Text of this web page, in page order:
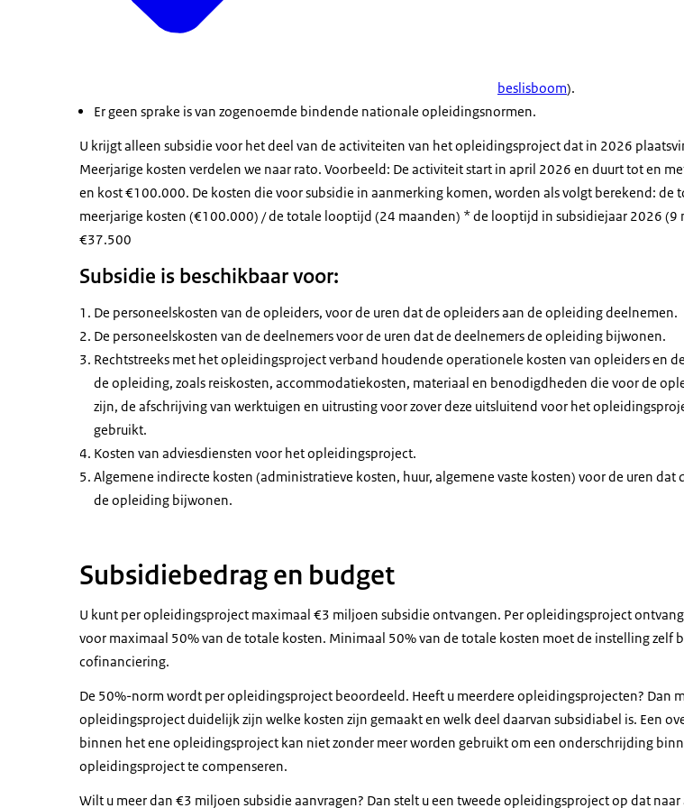
beslisboom).
Er geen sprake is van zogenoemde bindende nationale opleidingsnormen.
U krijgt alleen subsidie voor het deel van de activiteiten van het opleidingsproject dat in 2026
Meerjarige kosten verdelen we naar rato. Voorbeeld: De activiteit start in april 2026 en duurt tot en
en kost €100.000. De kosten die voor subsidie in aanmerking komen, worden als volgt berekend: de
meerjarige kosten (€100.000) / de totale looptijd (24 maanden) * de looptijd in subsidiejaar 2026 (9
€37.500
Subsidie is beschikbaar voor:
De personeelskosten van de opleiders, voor de uren dat de opleiders aan de opleiding deelnemen.
De personeelskosten van de deelnemers voor de uren dat de deelnemers de opleiding bijwonen.
Rechtstreeks met het opleidingsproject verband houdende operationele kosten van opleiders en
de opleiding, zoals reiskosten, accommodatiekosten, materiaal en benodigdheden die voor de
zijn, de afschrijving van werktuigen en uitrusting voor zover deze uitsluitend voor het
gebruikt.
Kosten van adviesdiensten voor het opleidingsproject.
Algemene indirecte kosten (administratieve kosten, huur, algemene vaste kosten) voor de uren dat
de opleiding bijwonen.
Subsidiebedrag en budget
U kunt per opleidingsproject maximaal €3 miljoen subsidie ontvangen. Per opleidingsproject
voor maximaal 50% van de totale kosten. Minimaal 50% van de totale kosten moet de instelling zelf
cofinanciering.
De 50%-norm wordt per opleidingsproject beoordeeld. Heeft u meerdere opleidingsprojecten? Dan
opleidingsproject duidelijk zijn welke kosten zijn gemaakt en welk deel daarvan subsidiabel is. Een
binnen het ene opleidingsproject kan niet zonder meer worden gebruikt om een onderschrijding
opleidingsproject te compenseren.
Wilt u meer dan €3 miljoen subsidie aanvragen? Dan stelt u een tweede opleidingsproject op dat naar